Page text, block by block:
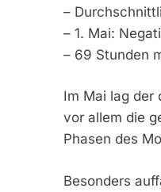
–
– 1. Mai:
– 69 Stunden
Im Mai lag der
vor allem die
Phasen des
Besonders